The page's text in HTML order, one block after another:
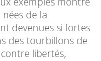
de la
devenues si fortes
des tourbillons de
libertés,